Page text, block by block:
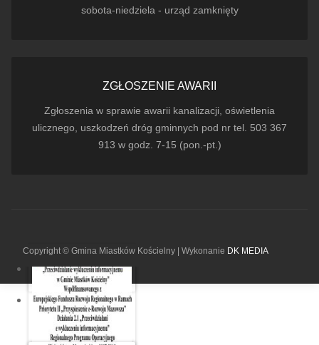
sobota-niedziela - urząd zamknięty
ZGŁOSZENIE AWARII
Zgłoszenia w sprawie awarii kanalizacji, oświetlenia
ulicznego, uszkodzeń dróg gminnych pod nr tel. 503 367
913 w godz. 7-15 (pon.-pt.)
Copyright © Gmina Miastków Kościelny | Wykonanie DK MEDIA